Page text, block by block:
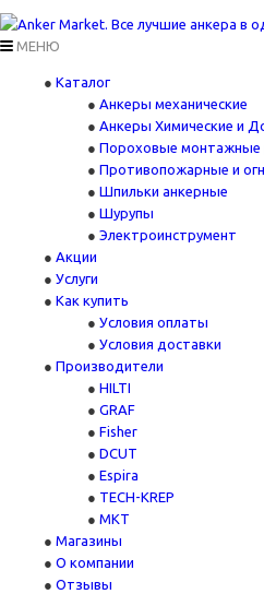
МЕНЮ
Каталог
Анкеры механические
Анкеры Химические и
Пороховые монтажные
Противопожарные и
Шпильки анкерные
Шурупы
Электроинструмент
Акции
Услуги
Как купить
Условия оплаты
Условия доставки
Производители
HILTI
GRAF
Fisher
DCUT
Espira
TECH-KREP
MKT
Магазины
О компании
Отзывы